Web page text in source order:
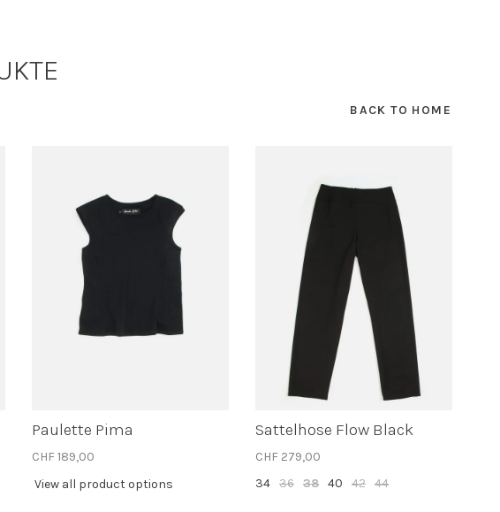
BACK TO HOME
Paulette Pima
CHF 189,00
View all product options
Sattelhose Flow Black
CHF 279,00
34 36 38 40 42 44